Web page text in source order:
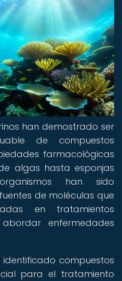
han demostrado ser
de compuestos
farmacológicas
algas hasta esponjas
han sido
de moléculas que
en tratamientos
enfermedades
identificado compuestos
para el tratamiento